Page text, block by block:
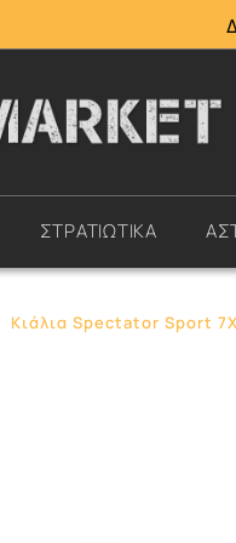
ΣΤΡΑΤΙΩΤΙΚΑ
Κιάλια Spectator Sport